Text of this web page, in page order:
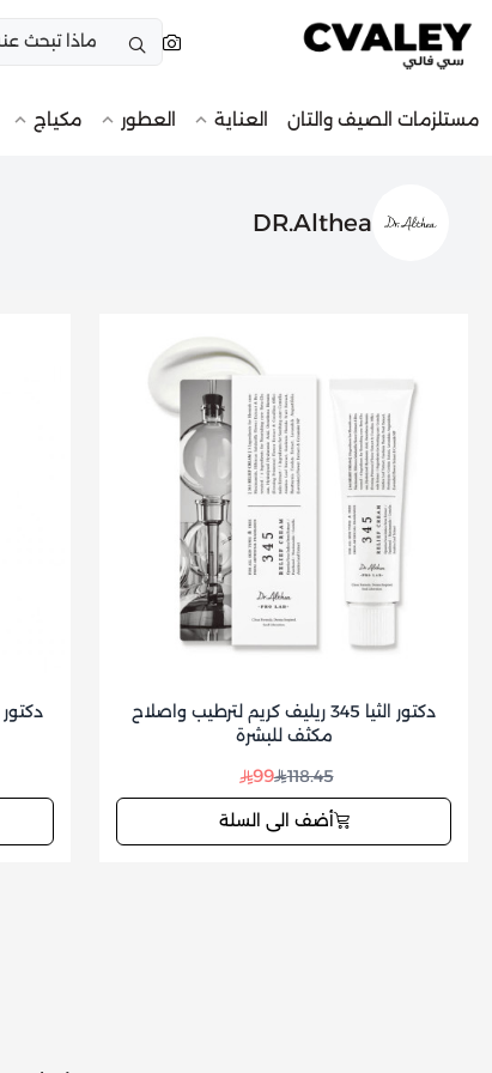
مستلزمات الصيف والتان العناية العطور مكياج
DR.Althea
دكتور الثيا 345 ريليف كريم لترطيب واصلاح
مكثف للبشرة
118.45
99
أضف الى السلة